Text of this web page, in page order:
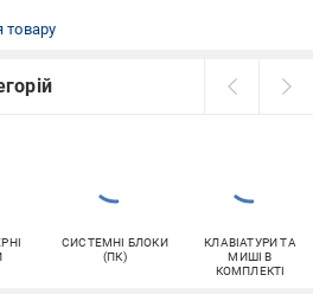
товару
СИСТЕМНІ БЛОКИ
(ПК)
КЛАВІАТУРИ ТА
МИШІ В
КОМПЛЕКТІ